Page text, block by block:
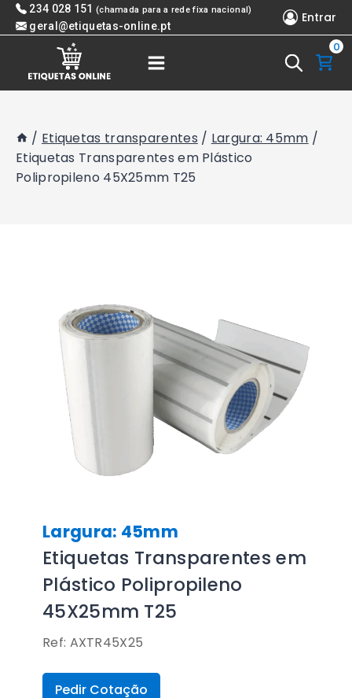
Skip 234 028 151 (chamada para a rede fixa nacional)
geral@etiquetas-online.pt
Entrar
0
/ Etiquetas transparentes / Largura: 45mm /
Etiquetas Transparentes em Plástico
Polipropileno 45X25mm T25
Largura: 45mm
Etiquetas Transparentes em
Plástico Polipropileno
45X25mm T25
Ref: AXTR45X25
Pedir Cotação